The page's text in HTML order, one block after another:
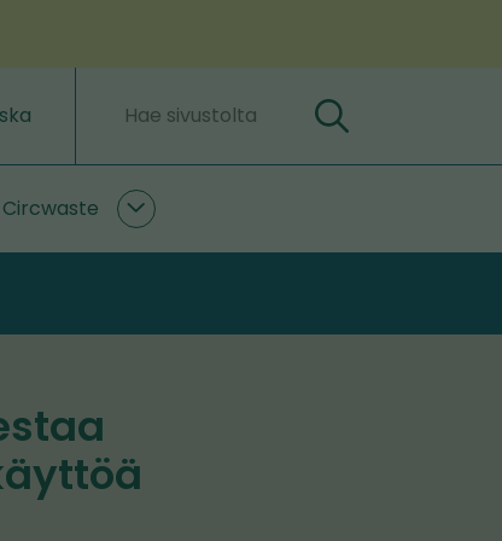
Hakusanat Hae
Circwaste
Circwaste
alasivut